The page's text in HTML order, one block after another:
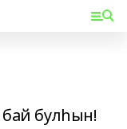
бай булһын!